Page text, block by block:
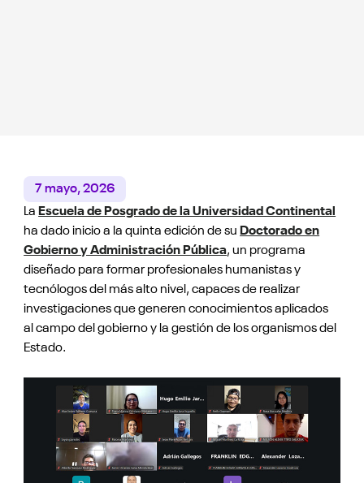
7 mayo, 2026
La Escuela de Posgrado de la Universidad Continental
ha dado inicio a la quinta edición de su Doctorado en
Gobierno y Administración Pública, un programa
diseñado para formar profesionales humanistas y
tecnólogos del más alto nivel, capaces de realizar
investigaciones que generen conocimientos aplicados
al campo del gobierno y la gestión de los organismos del
Estado.